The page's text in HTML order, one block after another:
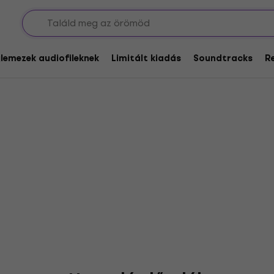
audiofileknek Limitált kiadás Soundtracks